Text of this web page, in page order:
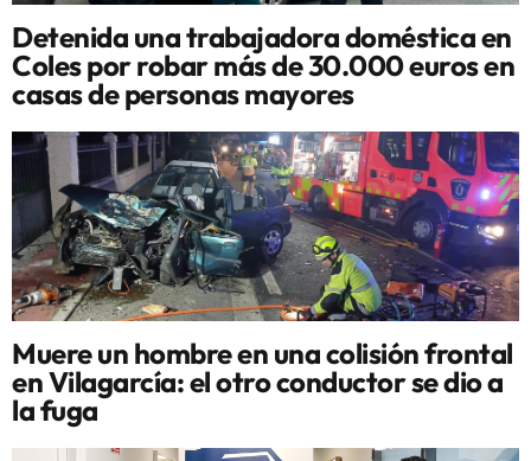
Detenida una trabajadora doméstica en
Coles por robar más de 30.000 euros en
casas de personas mayores
Muere un hombre en una colisión frontal
en Vilagarcía: el otro conductor se dio a
la fuga